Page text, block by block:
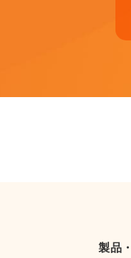
製品